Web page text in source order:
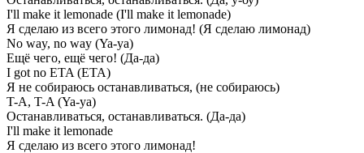
I'll make it lemonade (I'll make it lemonade)
Я сделаю из всего этого лимонад! (Я сделаю лимонад)
No way, no way (Ya-ya)
Ещё чего, ещё чего! (Да-да)
I got no ETA (ETA)
Я не собираюсь останавливаться, (не собираюсь)
T-A, T-A (Ya-ya)
Останавливаться, останавливаться. (Да-да)
I'll make it lemonade
Я сделаю из всего этого лимонад!